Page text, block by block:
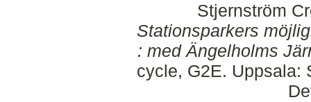
Stjernström
Stationsparkers
: med Ängelholms
cycle, G2E. Uppsala: